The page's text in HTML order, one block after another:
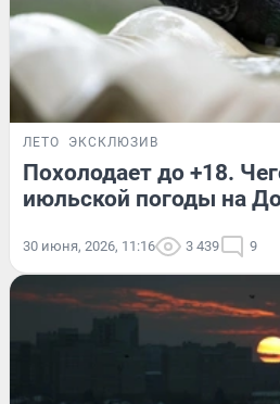
ЛЕТО ЭКСКЛЮЗИВ
Похолодает до +18.
июльской погоды на
30 июня, 2026, 11:16 3 439 9